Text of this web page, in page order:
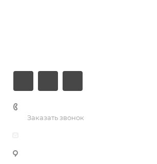
Заказать звонок